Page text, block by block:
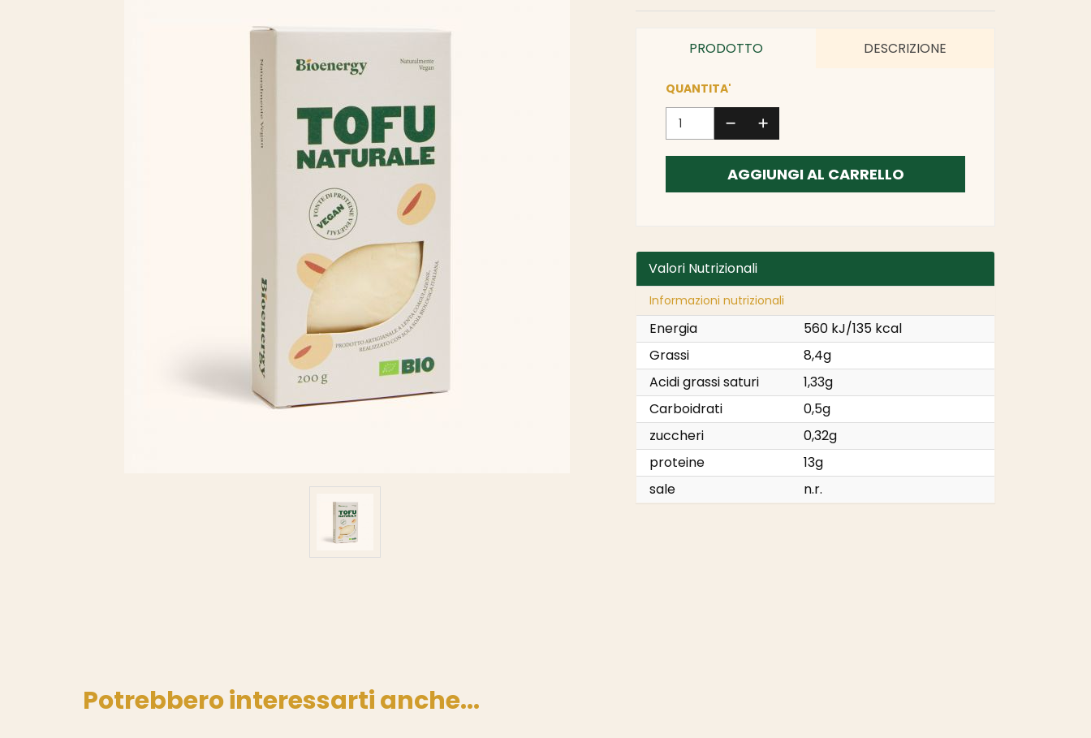
PRODOTTO DESCRIZIONE
QUANTITA'
AGGIUNGI AL CARRELLO
Valori Nutrizionali
Informazioni nutrizionali
Energia
560 kJ/135 kcal
Grassi
8,4g
Acidi grassi saturi
1,33g
Carboidrati
0,5g
zuccheri
0,32g
proteine
13g
sale
n.r.
Potrebbero interessarti anche...